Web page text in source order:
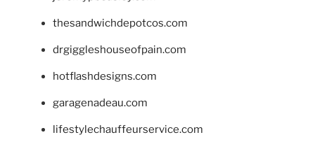
thesandwichdepotcos.com
drgiggleshouseofpain.com
hotflashdesigns.com
garagenadeau.com
lifestylechauffeurservice.com